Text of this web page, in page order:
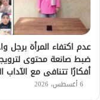
عدم اكتفاء المرأة برجل
ضبط صانعة محتوى
أفكارًا تتنافى مع الآداب
6 أغسطس، 2026